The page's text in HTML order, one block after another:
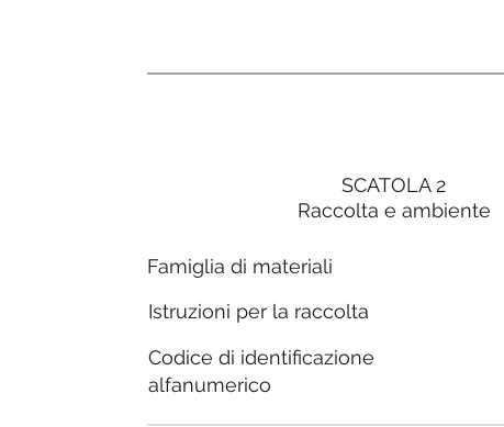
SCATOLA 2
Raccolta e ambiente
Famiglia di materiali
Istruzioni per la raccolta
Codice di identificazione
alfanumerico